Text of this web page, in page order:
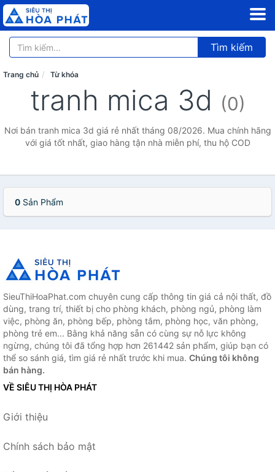
Tìm kiếm
Trang chủ Từ khóa
tranh mica 3d (0)
Nơi bán tranh mica 3d giá rẻ nhất tháng 08/2026. Mua chính hãng
với giá tốt nhất, giao hàng tận nhà miễn phí, thu hộ COD
0 Sản Phẩm
SieuThiHoaPhat.com chuyên cung cấp thông tin giá cả nội thất, đồ
dùng, trang trí, thiết bị cho phòng khách, phòng ngủ, phòng làm
việc, phòng ăn, phòng bếp, phòng tắm, phòng học, văn phòng,
phòng trẻ em... Bằng khả năng sẵn có cùng sự nỗ lực không
ngừng, chúng tôi đã tổng hợp hơn 261442 sản phẩm, giúp bạn có
thể so sánh giá, tìm giá rẻ nhất trước khi mua. Chúng tôi không
bán hàng.
VỀ SIÊU THỊ HÒA PHÁT
Giới thiệu
Chính sách bảo mật